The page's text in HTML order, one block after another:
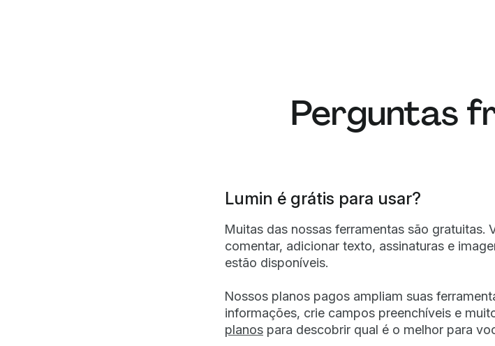
Perguntas
Lumin é grátis para usar?
Muitas das nossas ferramentas são gratuitas.
comentar, adicionar texto, assinaturas e
estão disponíveis.
Nossos planos pagos ampliam suas
informações, crie campos preenchíveis e
planos para descobrir qual é o melhor para